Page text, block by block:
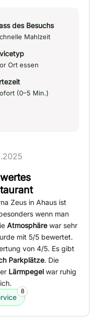
des Besuchs
Mahlzeit
Ort essen
(0–5 Min.)
Zeus in Ahaus ist
wenn man
Atmosphäre war sehr
mit 5/5 bewertet.
von 4/5. Es gibt
Parkplätze. Die
Lärmpegel war ruhig
8